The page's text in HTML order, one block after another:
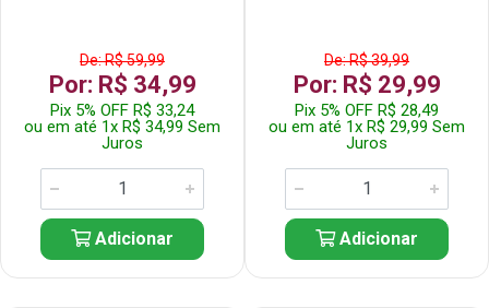
De: R$ 59,99
Por: R$ 34,99
Pix 5% OFF R$ 33,24
ou em até 1x R$ 34,99 Sem
Juros
Adicionar
De: R$ 39,99
Por: R$ 29,99
Pix 5% OFF R$ 28,49
ou em até 1x R$ 29,99 Sem
Juros
Adicionar